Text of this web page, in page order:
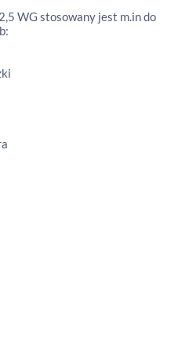
WG stosowany jest m.in do